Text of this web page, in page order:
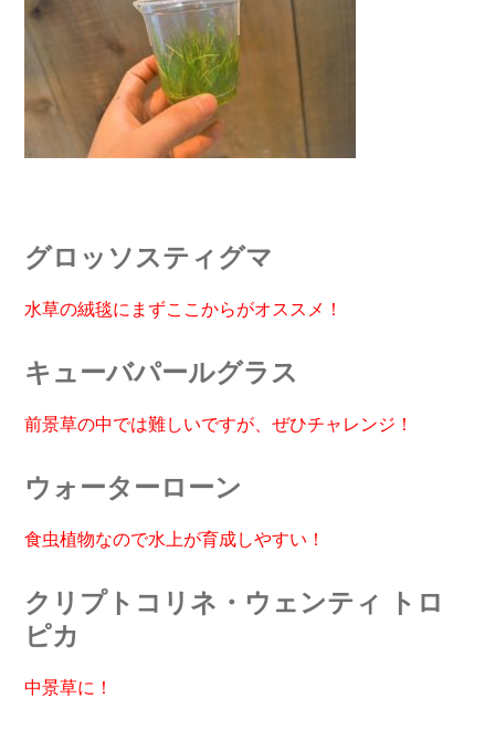
グロッソスティグマ
水草の絨毯にまずここからがオススメ！
キューバパールグラス
前景草の中では難しいですが、ぜひチャレンジ！
ウォーターローン
食虫植物なので水上が育成しやすい！
クリプトコリネ・ウェンティ トロ
ピカ
中景草に！